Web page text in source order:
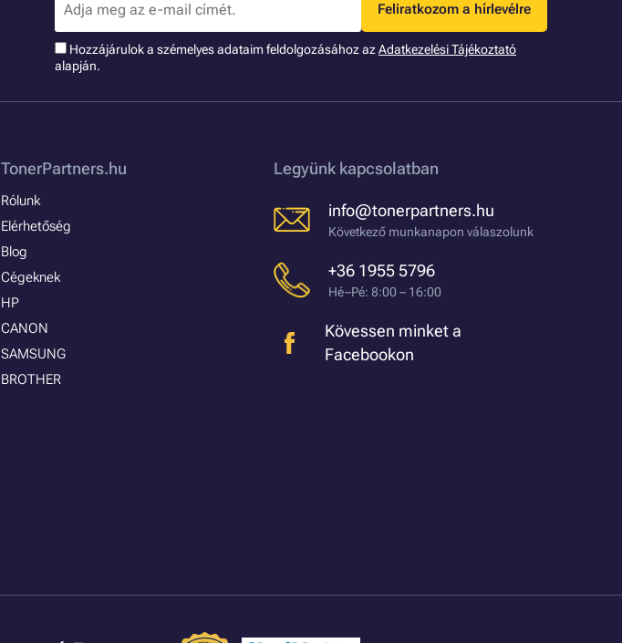
Feliratkozom a hírlevélre
Hozzájárulok a szémelyes adataim feldolgozásához azAdatkezelési Tájékoztató
alapján.
TonerPartners.hu
Rólunk
Elérhetőség
Blog
Cégeknek
HP
CANON
SAMSUNG
BROTHER
Legyünk kapcsolatban
info@tonerpartners.hu
Következő munkanapon válaszolunk
+36 1955 5796
Hé–Pé: 8:00 – 16:00
Kövessen minket a
Facebookon